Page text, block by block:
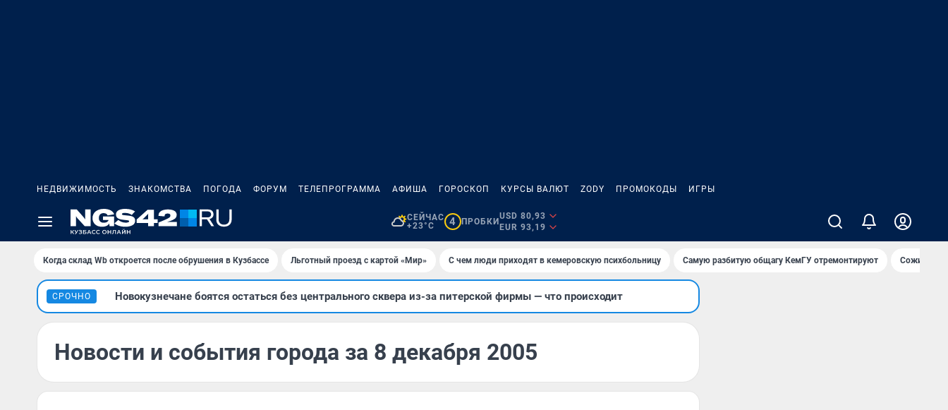
НЕДВИЖИМОСТЬ ЗНАКОМСТВА ПОГОДА ФОРУМ ТЕЛЕПРОГРАММА АФИША ГОРОСКОП КУРСЫ ВАЛЮТ ZODY ПРОМОКОДЫ ИГРЫ
СЕЙЧАС
+23°C
4 ПРОБКИ
USD 80,93
EUR 93,19
Когда склад Wb откроется после обрушения в Кузбассе Льготный проезд с картой «Мир» С чем люди приходят в кемеровскую психбольницу Самую разбитую общагу КемГУ отремонтируют
СРОЧНО Новокузнечане боятся остаться без центрального сквера из-за питерской фирмы — что происходит
Новости и события города за 8 декабря 2005